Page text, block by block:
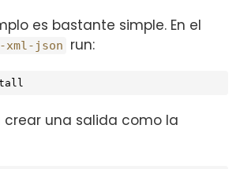
es bastante simple. En el
xml-json run:
crear una salida como la